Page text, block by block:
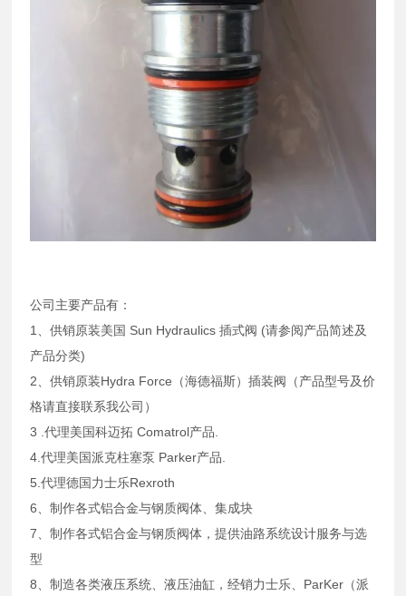
公司主要产品有：
1、供销原装美国 Sun Hydraulics 插式阀 (请参阅产品简述及
产品分类)
2、供销原装Hydra Force（海德福斯）插装阀（产品型号及价
格请直接联系我公司）
3 .代理美国科迈拓 Comatrol产品.
4.代理美国派克柱塞泵 Parker产品.
5.代理德国力士乐Rexroth
6、制作各式铝合金与钢质阀体、集成块
7、制作各式铝合金与钢质阀体，提供油路系统设计服务与选
型
8、制造各类液压系统、液压油缸，经销力士乐、ParKer（派